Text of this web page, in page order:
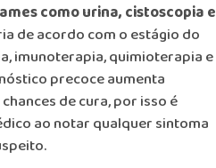
como urina, cistoscopia e
de acordo com o estágio do
imunoterapia, quimioterapia e
precoce aumenta
de cura, por isso é
ao notar qualquer sintoma